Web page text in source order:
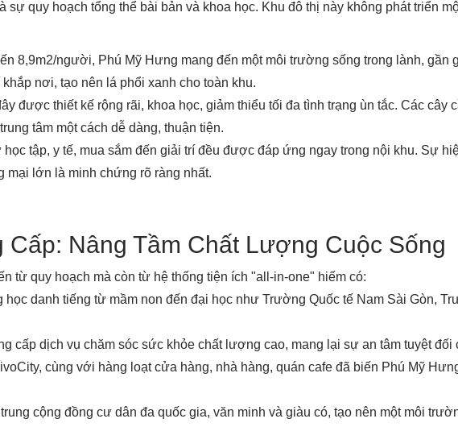
quy hoạch tổng thể bài bản và khoa học. Khu đô thị này không phát triển
8,9m2/người, Phú Mỹ Hưng mang đến một môi trường sống trong lành, gần
nơi, tạo nên lá phổi xanh cho toàn khu.
được thiết kế rộng rãi, khoa học, giảm thiểu tối đa tình trạng ùn tắc. Các cây
tâm một cách dễ dàng, thuận tiện.
tập, y tế, mua sắm đến giải trí đều được đáp ứng ngay trong nội khu. Sự
mại lớn là minh chứng rõ ràng nhất.
Nâng Tầm Chất Lượng Cuộc Sống
từ quy hoạch mà còn từ hệ thống tiện ích "all-in-one" hiếm có:
danh tiếng từ mầm non đến đại học như Trường Quốc tế Nam Sài Gòn,
cấp dịch vụ chăm sóc sức khỏe chất lượng cao, mang lại sự an tâm tuyệt đối
cùng với hàng loạt cửa hàng, nhà hàng, quán cafe đã biến Phú Mỹ
cộng đồng cư dân đa quốc gia, văn minh và giàu có, tạo nên một môi